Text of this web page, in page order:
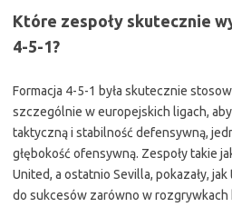
Które zespoły skutecznie
4-5-1?
Formacja 4-5-1 była skutecznie
szczególnie w europejskich ligach,
taktyczną i stabilność defensywną,
głębokość ofensywną. Zespoły takie
United, a ostatnio Sevilla, pokazały,
do sukcesów zarówno w rozgrywkach